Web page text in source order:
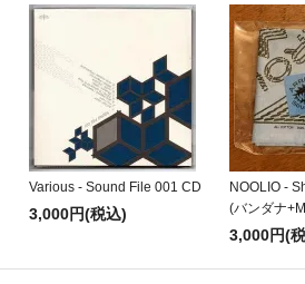
Various - Sound File 001 CD
3,000円(税込)
NOOLIO -
(バンダナ
3,000円(